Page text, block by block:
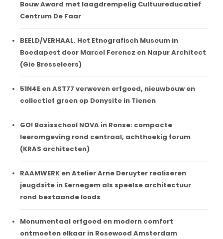
Bouw Award met laagdrempelig Cultuureducatief
Centrum De Faar
BEELD/VERHAAL. Het Etnografisch Museum in
Boedapest door Marcel Ferencz en Napur Architect
(Gie Bresseleers)
51N4E en AST77 verweven erfgoed, nieuwbouw en
collectief groen op Donysite in Tienen
GO! Basisschool NOVA in Ronse: compacte
leeromgeving rond centraal, achthoekig forum
(KRAS architecten)
RAAMWERK en Atelier Arne Deruyter realiseren
jeugdsite in Eernegem als speelse architectuur
rond bestaande loods
Monumentaal erfgoed en modern comfort
ontmoeten elkaar in Rosewood Amsterdam